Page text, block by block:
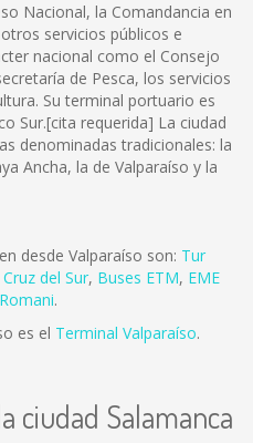
Nacional, la Comandancia en
servicios públicos e
nacional como el Consejo
de Pesca, los servicios
Su terminal portuario es
Sur.[cita requerida] La ciudad
denominadas tradicionales: la
Ancha, la de Valparaíso y la
desde Valparaíso son: Tur
Cruz del Sur, Buses ETM, EME
.
es el Terminal Valparaíso.
ciudad Salamanca